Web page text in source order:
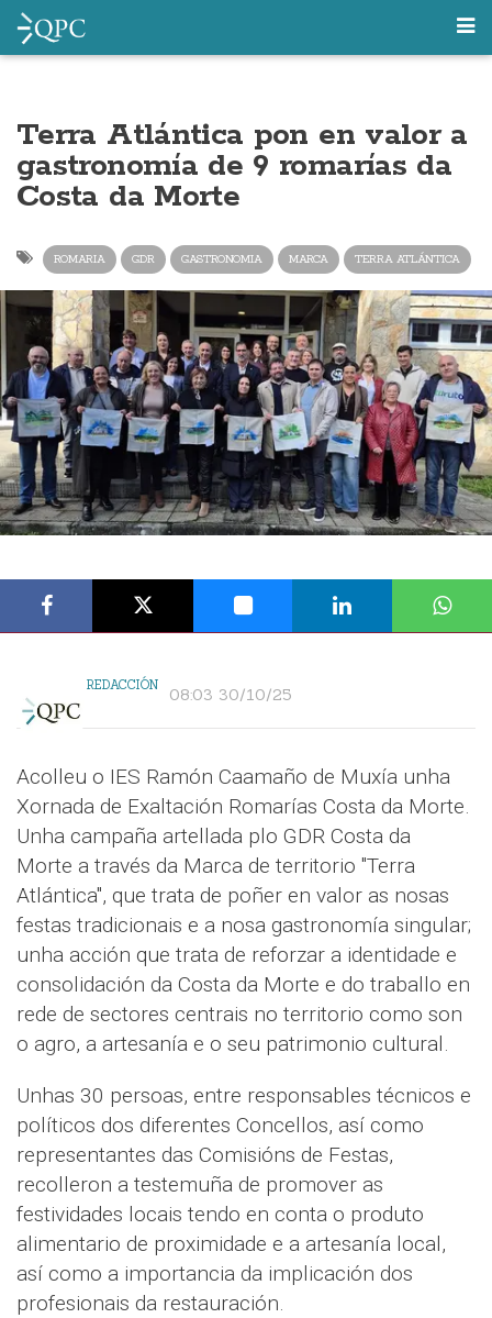
Terra Atlántica pon en valor a
gastronomía de 9 romarías da
Costa da Morte
ROMARIA GDR GASTRONOMIA MARCA TERRA ATLÁNTICA
REDACCIÓN 08:03 30/10/25
Acolleu o IES Ramón Caamaño de Muxía unha
Xornada de Exaltación Romarías Costa da Morte.
Unha campaña artellada plo GDR Costa da
Morte a través da Marca de territorio "Terra
Atlántica", que trata de poñer en valor as nosas
festas tradicionais e a nosa gastronomía singular;
unha acción que trata de reforzar a identidade e
consolidación da Costa da Morte e do traballo en
rede de sectores centrais no territorio como son
o agro, a artesanía e o seu patrimonio cultural.
Unhas 30 persoas, entre responsables técnicos e
políticos dos diferentes Concellos, así como
representantes das Comisións de Festas,
recolleron a testemuña de promover as
festividades locais tendo en conta o produto
alimentario de proximidade e a artesanía local,
así como a importancia da implicación dos
profesionais da restauración.